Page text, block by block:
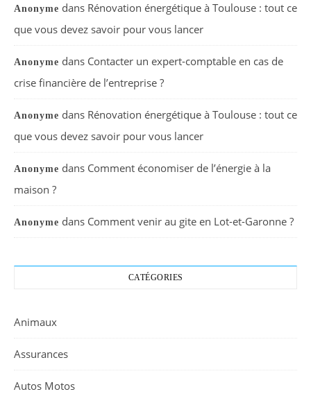
Anonyme dans Rénovation énergétique à Toulouse : tout ce
que vous devez savoir pour vous lancer
Anonyme dans Contacter un expert-comptable en cas de
crise financière de l’entreprise ?
Anonyme dans Rénovation énergétique à Toulouse : tout ce
que vous devez savoir pour vous lancer
Anonyme dans Comment économiser de l’énergie à la
maison ?
Anonyme dans Comment venir au gite en Lot-et-Garonne ?
CATÉGORIES
Animaux
Assurances
Autos Motos